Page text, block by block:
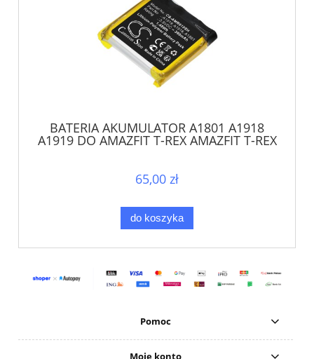
BATERIA AKUMULATOR A1801 A1918
A1919 DO AMAZFIT T-REX AMAZFIT T-REX
65,00 zł
do koszyka
Pomoc
Moje konto